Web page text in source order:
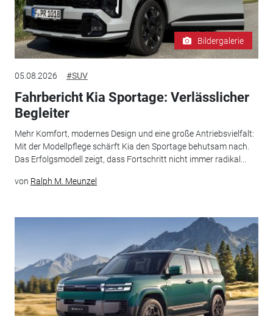
Bildergalerie
05.08.2026 #SUV
Fahrbericht Kia Sportage: Verlässlicher
Begleiter
Mehr Komfort, modernes Design und eine große Antriebsvielfalt:
Mit der Modellpflege schärft Kia den Sportage behutsam nach.
Das Erfolgsmodell zeigt, dass Fortschritt nicht immer radikal...
von Ralph M. Meunzel